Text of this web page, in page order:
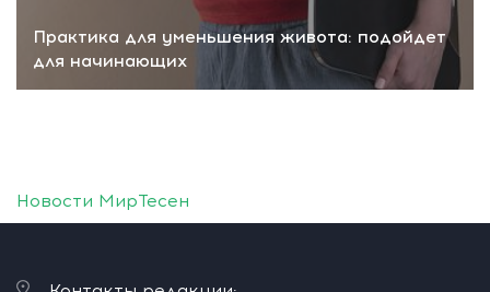
Практика для уменьшения живота: подойдет
для начинающих
Новости МирТесен